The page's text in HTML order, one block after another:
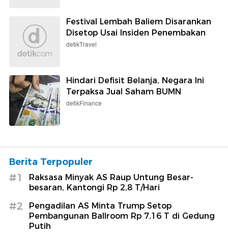
Festival Lembah Baliem Disarankan
Disetop Usai Insiden Penembakan
detikTravel
Hindari Defisit Belanja, Negara Ini
Terpaksa Jual Saham BUMN
detikFinance
Berita Terpopuler
#1
Raksasa Minyak AS Raup Untung Besar-
besaran, Kantongi Rp 2,8 T/Hari
#2
Pengadilan AS Minta Trump Setop
Pembangunan Ballroom Rp 7,16 T di Gedung
Putih